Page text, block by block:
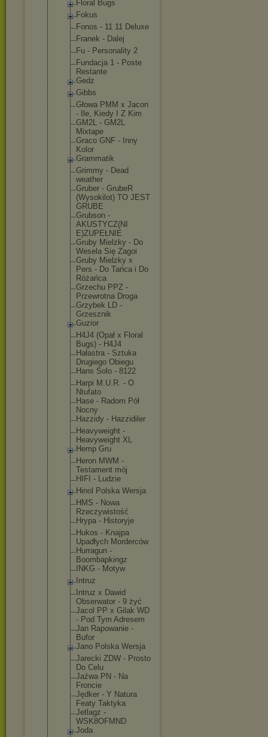
Floral Bugs
Fokus
Fonos - 11 11 Deluxe
Franek - Dalej
Fu - Personality 2
Fundacja 1 - Poste
Restante
Gedz
Gibbs
Głowa PMM x Jacon
- Ile, Kiedy I Z Kim
GM2L - GM2L
Mixtape
Graco GNF - Inny
Kolor
Grammatik
Grimmy - Dead
weather
Gruber - GrubeR
(Wysokilot) TO JEST
GRUBE
Grubson -
AKUSTYCZ(NI
E)ZUPEŁNIE
Gruby Mielzky - Do
Wesela Się Zagoi
Gruby Mielzky x
Pers - Do Tańca i Do
Różańca
Grzechu PPZ -
Przewrotna Droga
Grzybek LD -
Grzesznik
Guzior
H4J4 (Opał x Floral
Bugs) - H4J4
Hałastra - Sztuka
Drugiego Obiegu
Hans Solo - 8122
Harpi M.U.R. - O
Ntufato
Hase - Radom Pół
Nocny
Hazzidy - Hazzidiler
Heavyweight -
Heavyweight XL
Hemp Gru
Heron MWM -
Testament mój
HIFI - Ludzie
Hinol Polska Wersja
HMS - Nowa
Rzeczywistość
Hrypa - Historyje
Hukos - Knajpa
Upadłych Morderców
Hurragun -
Boombapkingz
INKG - Motyw
Intruz
Intruz x Dawid
Obserwator - 9 żyć
Jacol PP x Gilak WD
- Pod Tym Adresem
Jan Rapowanie -
Bufor
Jano Polska Wersja
Jarecki ZDW - Prosto
Do Celu
Jaźwa PN - Na
Froncie
Jędker - Y Natura
Featy Taktyka
Jetlagz -
WSK8OFMND
Joda